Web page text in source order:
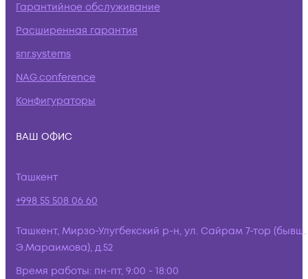
Гарантийное обслуживание
Расширенная гарантия
snr.systems
NAG.conference
Конфигураторы
ВАШ ОФИС
Ташкент
+998 55 508 06 60
Ташкент, Мирзо-Улугбекский р-н, ул. Сайрам 7-тор (бывш.
Э.Мараимова), д.52
Время работы: пн-пт, 9:00 - 18:00